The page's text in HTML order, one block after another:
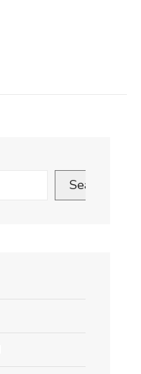
Search